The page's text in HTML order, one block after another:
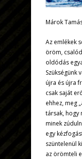
Márok
Az emlékek
öröm,
oldódás
Szükségünk
újra és újra
csak saját
ehhez, meg
társak, hogy
minek
egy
szüntelenül
az örömteli